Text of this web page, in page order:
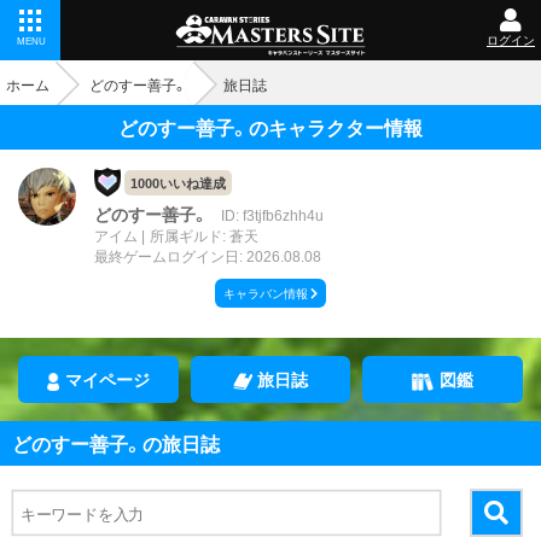
MENU ログイン
ホーム どのすー善子。 旅日誌
どのすー善子。のキャラクター情報
1000いいね達成
どのすー善子。
ID: f3tjfb6zhh4u
アイム
所属ギルド: 蒼天
最終ゲームログイン日: 2026.08.08
キャラバン情報
マイページ 旅日誌 図鑑
どのすー善子。の旅日誌